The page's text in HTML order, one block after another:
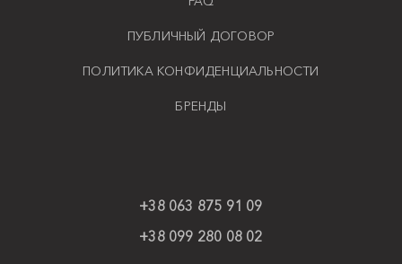
ПУБЛИЧНЫЙ ДОГОВОР
ПОЛИТИКА КОНФИДЕНЦИАЛЬНОСТИ
БРЕНДЫ
+38 063 875 91 09
+38 099 280 08 02